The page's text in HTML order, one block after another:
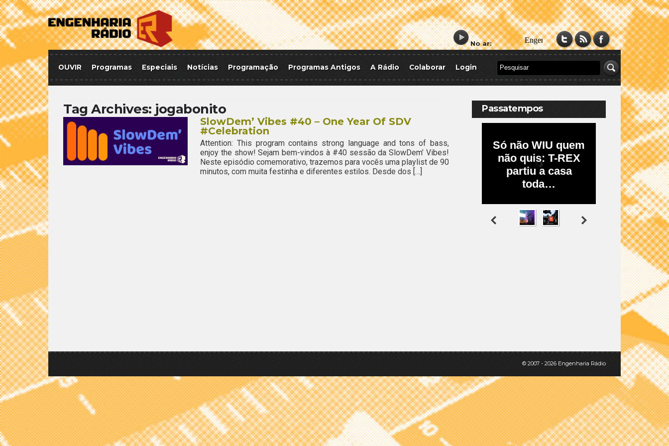
No ar:
OUVIR Programas Especiais Notícias Programação Programas Antigos A Rádio Colaborar Login
Tag Archives: jogabonito
SlowDem’ Vibes #40 – One Year Of SDV
#Celebration
Attention: This program contains strong language and tons of bass,
enjoy the show! Sejam bem-vindos à #40 sessão da SlowDem’ Vibes!
Neste episódio comemorativo, trazemos para vocês uma playlist de 90
minutos, com muita festinha e diferentes estilos. Desde dos […]
Passatempos
© 2007 - 2026 Engenharia Rádio